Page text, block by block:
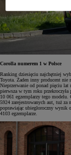
Corolla numerem 1 w Polsce
Ranking dziesięciu najchętniej
Toyota. Żaden inny producent nie
Nieprzerwanie od ponad pięciu
pierwsza w tym roku
10 061 egzemplarzy tego
5924 zarejestrowanych aut, tuż za
poprawiając ubiegłoroczny wynik
4103 egzemplarze.